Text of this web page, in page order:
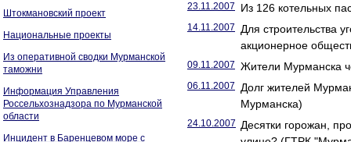
Штокмановский проект
Национальные проекты
Из оперативной сводки Мурманской
таможни
Информация Управления
Россельхознадзора по Мурманской
области
Инцидент в Баренцевом море с
23.11.2007 Из 126 котельных
14.11.2007
Для строительства
акционерное
09.11.2007 Жители Мурманска
06.11.2007
Долг жителей
Мурманска)
24.10.2007 Десятки горожан,